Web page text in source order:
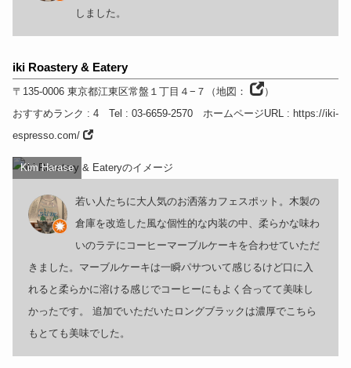
しました。
iki Roastery & Eatery
〒135-0006 東京都江東区常盤１丁目４−７ （地図：
）
おすすめランク : 4 Tel : 03-6659-2570 ホームページURL: https://iki-
espresso.com/
Kim Harase
若い人たちに大人気のお洒落カフェスポット。木製の
倉庫を改造した風な個性的な内装の中、柔らかな味わ
いのラテにコーヒーマーブルケーキを合わせていただ
きました。マーブルケーキは一瞬パサついて感じるけど口に入
れると柔らかに溶ける感じでコーヒーにもよく合ってて美味し
かったです。 追加でいただいたロングブラックは濃厚でこちら
もとても美味でした。